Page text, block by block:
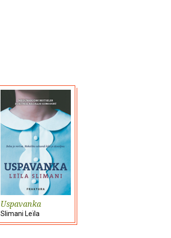
Uspavanka
Slimani Leïla